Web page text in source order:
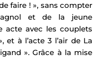
faire ! », sans compter
et de la jeune
acte avec les couplets
et à l’acte 3 l’air de La
». Grâce à la mise